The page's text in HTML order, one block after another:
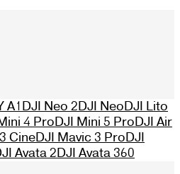
A1DJI Neo 2DJI NeoDJI Lito
4 ProDJI Mini 5 ProDJI Air
CineDJI Mavic 3 ProDJI
Avata 2DJI Avata 360